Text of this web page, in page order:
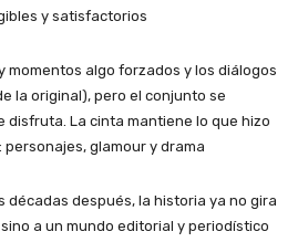
y satisfactorios.
momentos algo forzados y los diálogos
la original), pero el conjunto se
disfruta. La cinta mantiene lo que hizo
glamour y drama.
décadas después, la historia ya no gira
a un mundo editorial y periodístico